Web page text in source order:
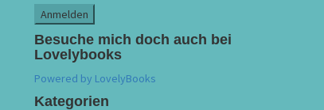
Besuche mich doch auch bei
Lovelybooks
Powered by LovelyBooks
Kategorien